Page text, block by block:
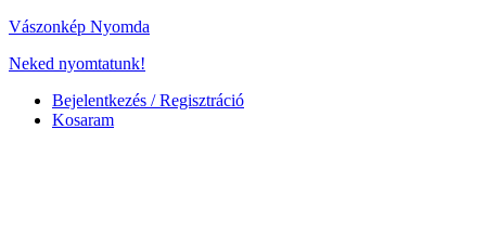
Vászonkép Nyomda
Neked nyomtatunk!
Bejelentkezés / Regisztráció
Kosaram